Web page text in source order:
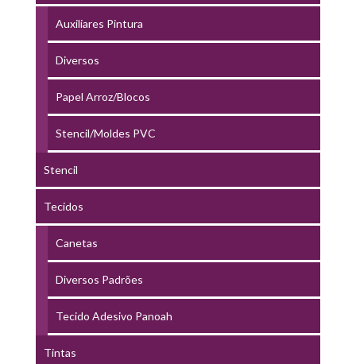
Auxiliares Pintura
Diversos
Papel Arroz/Blocos
Stencil/Moldes PVC
Stencil
Tecidos
Canetas
Diversos Padrões
Tecido Adesivo Panoah
Tintas